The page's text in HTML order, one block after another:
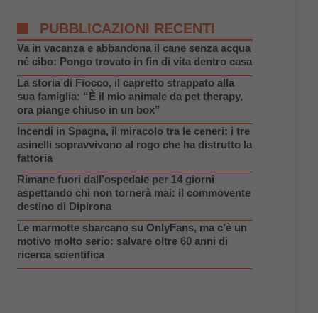
PUBBLICAZIONI RECENTI
Va in vacanza e abbandona il cane senza acqua
né cibo: Pongo trovato in fin di vita dentro casa
La storia di Fiocco, il capretto strappato alla
sua famiglia: “È il mio animale da pet therapy,
ora piange chiuso in un box”
Incendi in Spagna, il miracolo tra le ceneri: i tre
asinelli sopravvivono al rogo che ha distrutto la
fattoria
Rimane fuori dall’ospedale per 14 giorni
aspettando chi non tornerà mai: il commovente
destino di Dipirona
Le marmotte sbarcano su OnlyFans, ma c’è un
motivo molto serio: salvare oltre 60 anni di
ricerca scientifica